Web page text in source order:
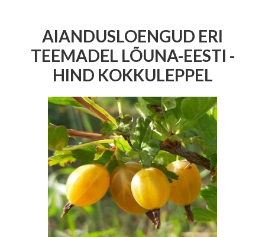
AIANDUSLOENGUD ERI
TEEMADEL LÕUNA-EESTI -
HIND KOKKULEPPEL